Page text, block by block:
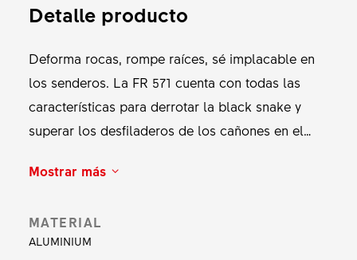
Detalle producto
Deforma rocas, rompe raíces, sé implacable en
los senderos. La FR 571 cuenta con todas las
características para derrotar la black snake y
superar los desfiladeros de los cañones en el
de 29" o 27,5", lo que prefiera el ciclista, para ser
delantera e implacable en la parte trasera. Deja
la educación atrás: las cabecillas de latón
Mostrar más
MATERIAL
ALUMINIUM